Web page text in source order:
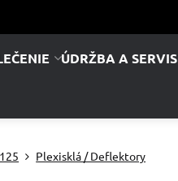
ÚDRŽBA A SERVIS
Plexisklá / Deflektory